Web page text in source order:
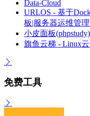
Data-Cloud
URLOS - 基于
板|服务器运维管
小皮面板
旗鱼云梯 - Linux
免费工具